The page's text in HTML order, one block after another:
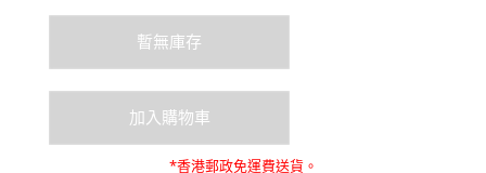
*香港郵政免運費送貨。